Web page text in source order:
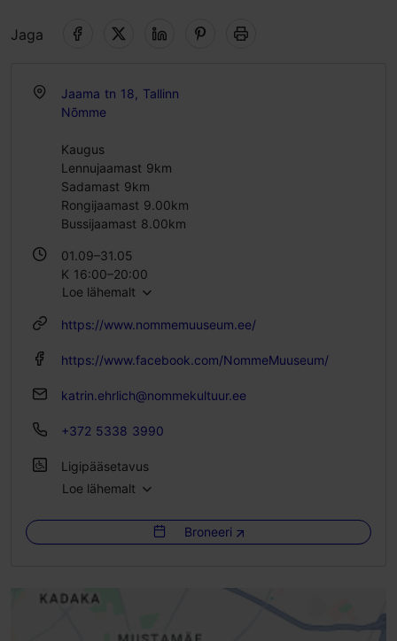
Jaga
Jaama tn 18, Tallinn
Nõmme
Kaugus
Lennujaamast 9km
Sadamast 9km
Rongijaamast 9.00km
Bussijaamast 8.00km
01.09–31.05
K 16:00–20:00
P 12:00–16:00
Loe lähemalt
https://www.nommemuuseum.ee/
https://www.facebook.com/NommeMuuseum/
katrin.ehrlich@nommekultuur.ee
+372 5338 3990
Ligipääsetavus
Täielik ligipääsetavus elektrilise ratastooliga
Loe lähemalt
Broneeri